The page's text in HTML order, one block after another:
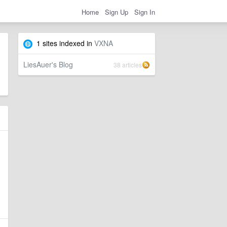
Home Sign Up Sign In
1 sites indexed in VXNA
LiesAuer's Blog 38 articles